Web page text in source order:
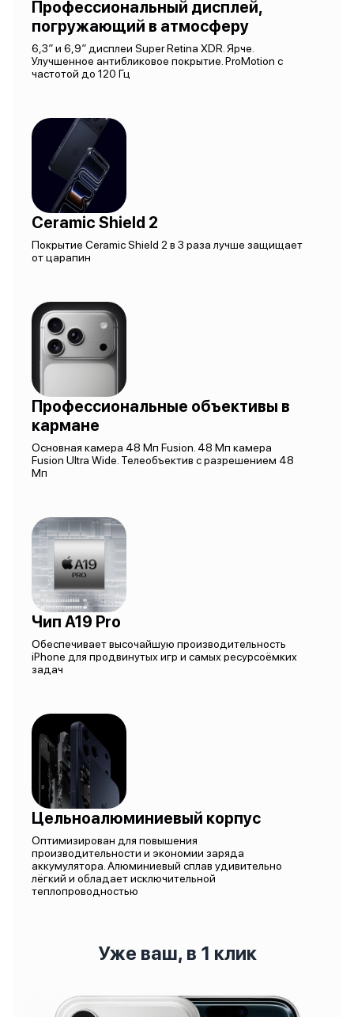
Профессиональный дисплей,
погружающий в атмосферу
6,3″ и 6,9″ дисплеи Super Retina XDR. Ярче.
Улучшенное антибликовое покрытие. ProMotion с
частотой до 120 Гц
Ceramic Shield 2
Покрытие Ceramic Shield 2 в 3 раза лучше защищает
от царапин
Профессиональные объективы в
кармане
Основная камера 48 Мп Fusion. 48 Мп камера
Fusion Ultra Wide. Телеобъектив с разрешением 48
Мп
Чип A19 Pro
Обеспечивает высочайшую производительность
iPhone для продвинутых игр и самых ресурсоёмких
задач
Цельноалюминиевый корпус
Оптимизирован для повышения
производительности и экономии заряда
аккумулятора. Алюминиевый сплав удивительно
лёгкий и обладает исключительной
теплопроводностью
Уже ваш, в 1 клик